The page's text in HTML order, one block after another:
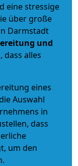
eine stressige
über große
Darmstadt
und
dass alles
eines
Auswahl
in
dass
um den